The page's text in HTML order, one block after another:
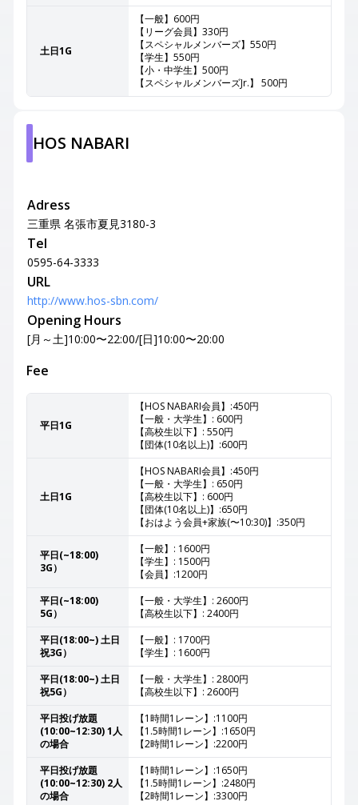
土日1G
【一般】600円
【リーグ会員】330円
【スペシャルメンバーズ】550円
【学生】550円
【小・中学生】500円
【スペシャルメンバーズJr.】 500円
HOS NABARI
Adress
三重県 名張市夏見3180-3
Tel
0595-64-3333
URL
http://www.hos-sbn.com/
Opening Hours
[月～土]10:00〜22:00/[日]10:00〜20:00
Fee
平日1G
【HOS NABARI会員】:450円
【一般・大学生】: 600円
【高校生以下】: 550円
【団体(10名以上)】:600円
土日1G
【HOS NABARI会員】:450円
【一般・大学生】: 650円
【高校生以下】: 600円
【団体(10名以上)】:650円
【おはよう会員+家族(〜10:30)】:350円
平日(~18:00)
3G）
【一般】: 1600円
【学生】: 1500円
【会員】:1200円
平日(~18:00)
5G）
【一般・大学生】: 2600円
【高校生以下】: 2400円
平日(18:00~) 土日
祝3G）
【一般】: 1700円
【学生】: 1600円
平日(18:00~) 土日
祝5G）
【一般・大学生】: 2800円
【高校生以下】: 2600円
平日投げ放題
(10:00~12:30) 1人
の場合
【1時間1レーン】:1100円
【1.5時間1レーン】:1650円
【2時間1レーン】:2200円
平日投げ放題
(10:00~12:30) 2人
の場合
【1時間1レーン】:1650円
【1.5時間1レーン】:2480円
【2時間1レーン】:3300円